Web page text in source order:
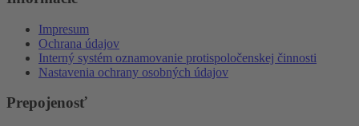
Impresum
Ochrana údajov
Interný systém oznamovanie protispoločenskej činnosti
Nastavenia ochrany osobných údajov
Prepojenosť